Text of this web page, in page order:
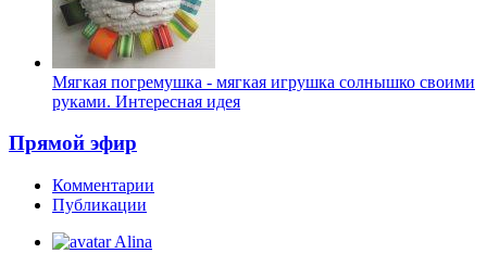
Мягкая погремушка - мягкая игрушка солнышко своими
руками. Интересная идея
Прямой эфир
Комментарии
Публикации
Alina